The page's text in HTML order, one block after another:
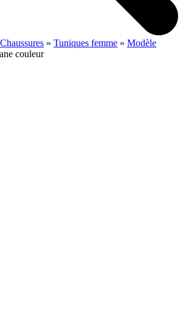
» Tuniques femme » Modèle
couleur